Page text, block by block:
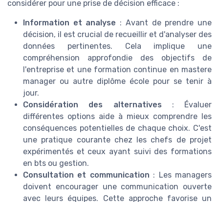
considérer pour une prise de décision efficace :
Information et analyse : Avant de prendre une
décision, il est crucial de recueillir et d'analyser des
données pertinentes. Cela implique une
compréhension approfondie des objectifs de
l'entreprise et une formation continue en mastere
manager ou autre diplôme école pour se tenir à
jour.
Considération des alternatives : Évaluer
différentes options aide à mieux comprendre les
conséquences potentielles de chaque choix. C'est
une pratique courante chez les chefs de projet
expérimentés et ceux ayant suivi des formations
en bts ou gestion.
Consultation et communication : Les managers
doivent encourager une communication ouverte
avec leurs équipes. Cette approche favorise un